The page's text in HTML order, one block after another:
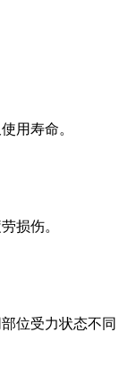
用寿命。
损伤。
位受力状态不同